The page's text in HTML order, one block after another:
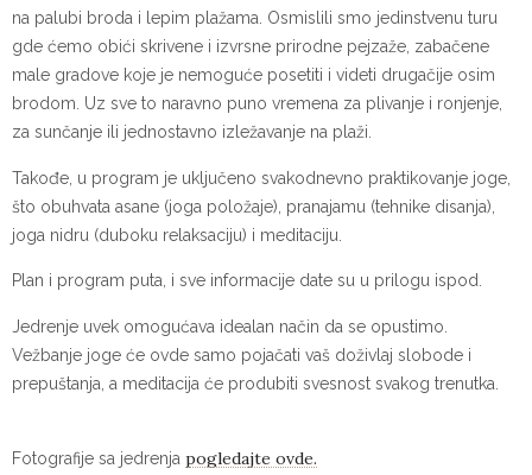
na palubi broda i lepim plažama. Osmislili smo jedinstvenu turu
gde ćemo obići skrivene i izvrsne prirodne pejzaže, zabačene
male gradove koje je nemoguće posetiti i videti drugačije osim
brodom. Uz sve to naravno puno vremena za plivanje i ronjenje,
za sunčanje ili jednostavno izležavanje na plaži.
Takođe, u program je uključeno svakodnevno praktikovanje joge,
što obuhvata asane (joga položaje), pranajamu (tehnike disanja),
joga nidru (duboku relaksaciju) i meditaciju.
Plan i program puta, i sve informacije date su u prilogu ispod.
Jedrenje uvek omogućava idealan način da se opustimo.
Vežbanje joge će ovde samo pojačati vaš doživlaj slobode i
prepuštanja, a meditacija će produbiti svesnost svakog trenutka.
Fotografije sa jedrenja pogledajte ovde.